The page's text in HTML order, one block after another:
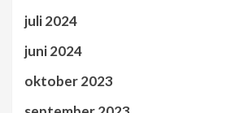
juli 2024
juni 2024
oktober 2023